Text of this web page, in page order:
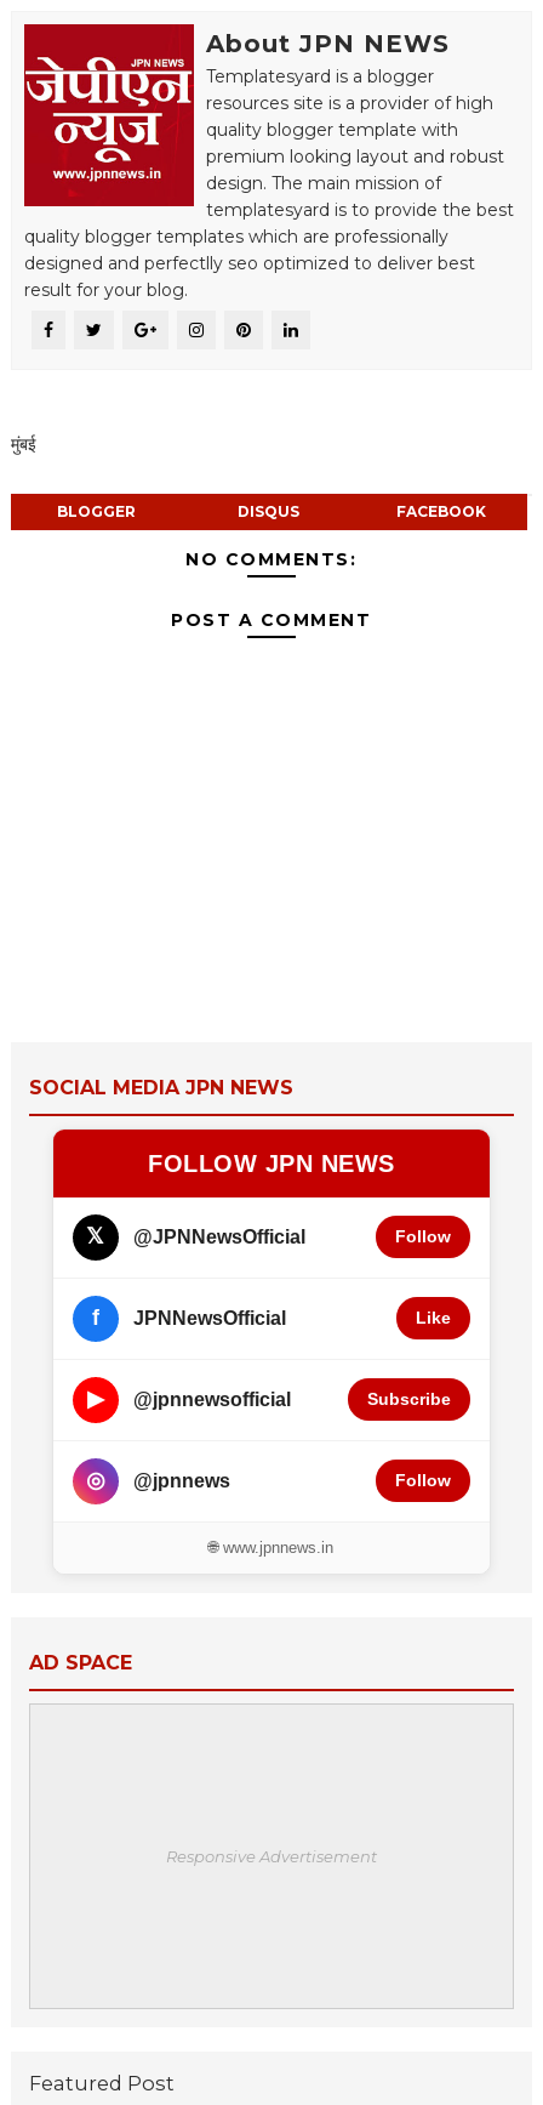
About JPN NEWS
Templatesyard is a blogger
resources site is a provider of high
quality blogger template with
premium looking layout and robust
design. The main mission of
templatesyard is to provide the best
quality blogger templates which are professionally
designed and perfectlly seo optimized to deliver best
result for your blog.
मुंबई
BLOGGER DISQUS FACEBOOK
NO COMMENTS:
POST A COMMENT
SOCIAL MEDIA JPN NEWS
FOLLOW JPN NEWS
𝕏 @JPNNewsOfficial Follow
f JPNNewsOfficial Like
▶ @jpnnewsofficial Subscribe
◎ @jpnnews Follow
🌐 www.jpnnews.in
AD SPACE
Responsive Advertisement
Featured Post